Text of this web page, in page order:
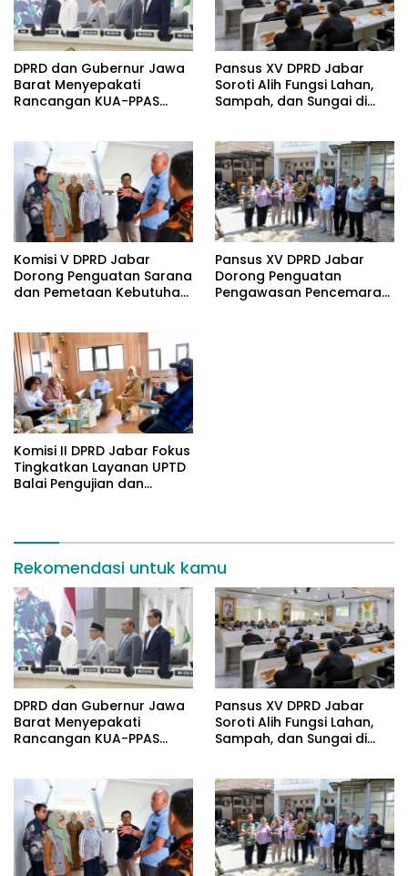
DPRD dan Gubernur Jawa
Barat Menyepakati
Rancangan KUA-PPAS
Pansus XV DPRD Jabar
Soroti Alih Fungsi Lahan,
Sampah, dan Sungai di
Komisi V DPRD Jabar
Dorong Penguatan Sarana
dan Pemetaan Kebutuhan
Pansus XV DPRD Jabar
Dorong Penguatan
Pengawasan Pencemaran
Komisi II DPRD Jabar Fokus
Tingkatkan Layanan UPTD
Balai Pengujian dan
Rekomendasi untuk kamu
DPRD dan Gubernur Jawa
Barat Menyepakati
Rancangan KUA-PPAS
Pansus XV DPRD Jabar
Soroti Alih Fungsi Lahan,
Sampah, dan Sungai di